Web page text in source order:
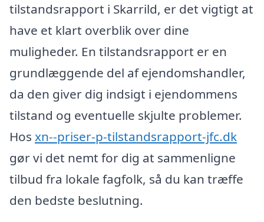
tilstandsrapport i Skarrild, er det vigtigt at
have et klart overblik over dine
muligheder. En tilstandsrapport er en
grundlæggende del af ejendomshandler,
da den giver dig indsigt i ejendommens
tilstand og eventuelle skjulte problemer.
Hos xn--priser-p-tilstandsrapport-jfc.dk
gør vi det nemt for dig at sammenligne
tilbud fra lokale fagfolk, så du kan træffe
den bedste beslutning.